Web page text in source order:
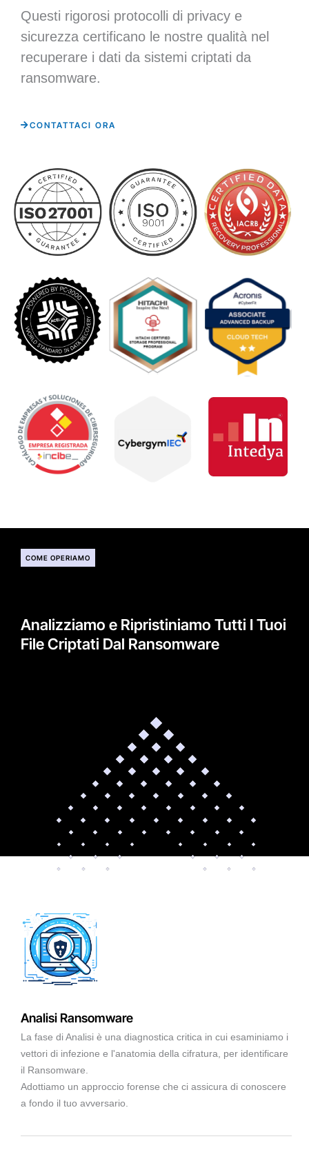
Questi rigorosi protocolli di privacy e
sicurezza certificano le nostre qualità nel
recuperare i dati da sistemi criptati da
ransomware.
CONTATTACI ORA
COME OPERIAMO
Analizziamo e Ripristiniamo Tutti I Tuoi
File Criptati Dal Ransomware
Analisi Ransomware
La fase di Analisi è una diagnostica critica in cui esaminiamo i
vettori di infezione e l'anatomia della cifratura, per identificare
il Ransomware.
Adottiamo un approccio forense che ci assicura di conoscere
a fondo il tuo avversario.